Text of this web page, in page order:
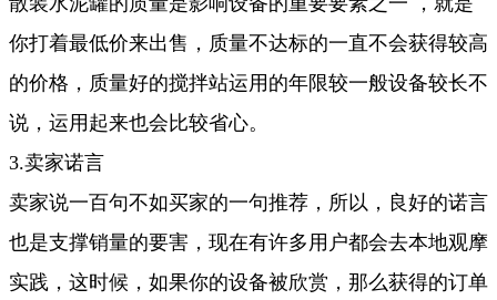
你打着最低价来出售，质量不达标的一直不会获得较高
的价格，质量好的搅拌站运用的年限较一般设备较长不
说，运用起来也会比较省心。
3.卖家诺言
卖家说一百句不如买家的一句推荐，所以，良好的诺言
也是支撑销量的要害，现在有许多用户都会去本地观摩
实践，这时候，如果你的设备被欣赏，那么获得的订单